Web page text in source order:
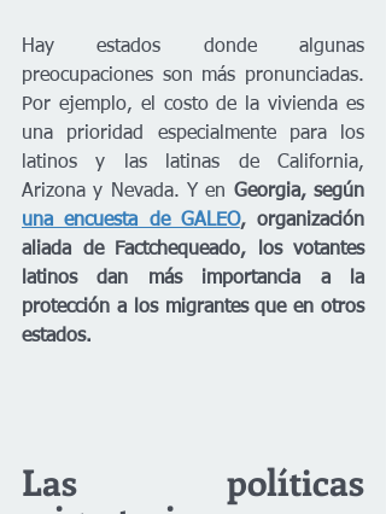
Hay estados donde algunas
preocupaciones son más pronunciadas.
Por ejemplo, el costo de la vivienda es
una prioridad especialmente para los
latinos y las latinas de California,
Arizona y Nevada. Y en
una encuesta de GALEO, organización
aliada de Factchequeado, los votantes
latinos dan más importancia a la
protección a los migrantes que en otros
estados.
Las políticas